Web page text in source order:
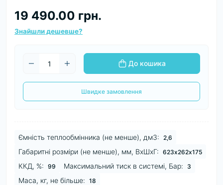
19 490.00 грн.
Знайшли дешевше?
До кошика
Швидке замовлення
Ємність теплообмінника (не менше), дм3: 2,6
Габаритні розміри (не менше), мм, ВхШхГ: 623х262х175
ККД, %: 99 Максимальний тиск в системі, Бар: 3
Маса, кг, не більше: 18